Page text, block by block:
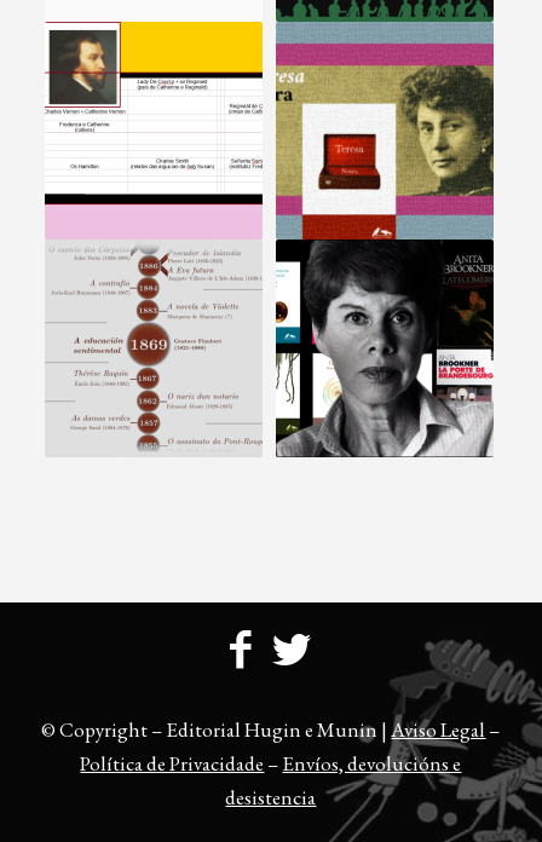
© Copyright – Editorial Hugin e Munin |Aviso Legal –
Política de Privacidade –Envíos, devolucións e
desistencia